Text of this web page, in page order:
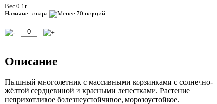
Вес 0.1г
Наличие товара
Описание
Пышный многолетник с массивными корзинками с солнечно-
жёлтой сердцевиной и красными лепестками. Растение
неприхотливое болезнеустойчивое, морозоустойкое.